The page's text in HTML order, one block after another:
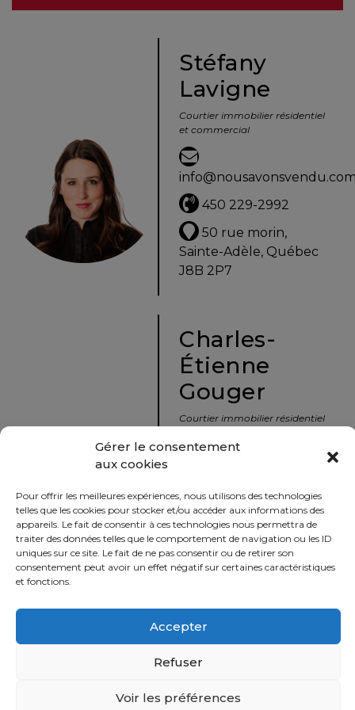
Gérer le consentement
aux cookies
Pour offrir les meilleures expériences, nous utilisons des technologies
telles que les cookies pour stocker et/ou accéder aux informations des
appareils. Le fait de consentir à ces technologies nous permettra de
traiter des données telles que le comportement de navigation ou les ID
uniques sur ce site. Le fait de ne pas consentir ou de retirer son
consentement peut avoir un effet négatif sur certaines caractéristiques
et fonctions.
Accepter
Refuser
Voir les préférences
Évaluation
Avec
un
immobilier
vers
la
tranquillité
d’esprit
défi
Stéfany
Lavigne
Courtier immobilier résidentiel
et commercial
450 229-2992
50 rue morin,
Sainte-Adèle, Québec
J8B 2P7
Charles-
Étienne
Gouger
Courtier immobilier résidentiel
450 229-2992
50 rue morin,
Sainte-Adèle, Québec
J8B 2P7
Partager
Politique